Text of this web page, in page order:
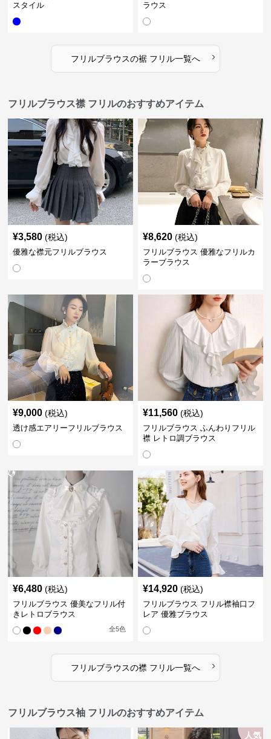
スタイル
ラウス
フリルブラウスの裾 フリル一覧へ ›
フリルブラウス襟 フリルのおすすめアイテム
¥3,580 (税込)
優雅な襟元フリルブラウス
¥8,620 (税込)
フリルブラウス 優雅なフリルカ
ラーブラウス
¥9,000 (税込)
透け感エアリーフリルブラウス
¥11,560 (税込)
フリルブラウス ふんわりフリル
襟 レトロ調ブラウス
¥6,480 (税込)
フリルブラウス 優美なフリル付
きレトロブラウス
全5色
¥14,920 (税込)
フリルブラウス フリル襟袖口フ
レア 優雅ブラウス
フリルブラウスの襟 フリル一覧へ ›
フリルブラウス袖 フリルのおすすめアイテム
人気